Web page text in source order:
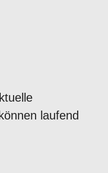
laufend